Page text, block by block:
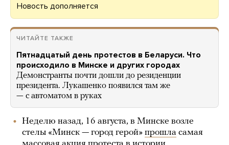
Новость дополняется
ЧИТАЙТЕ ТАКЖЕ
Пятнадцатый день протестов в Беларуси. Что
происходило в Минске и других городах
Демонстранты почти дошли до резиденции
президента. Лукашенко появился там же
— с автоматом в руках
Неделю назад, 16 августа, в Минске возле
стелы «Минск — город герой» прошла самая